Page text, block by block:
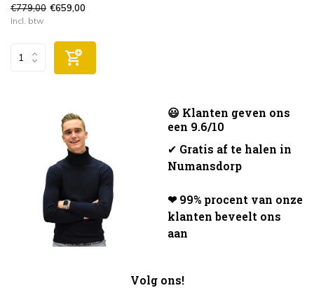
€779,00 €659,00
Incl. btw
😃 Klanten geven ons
een 9.6/10
✔ Gratis af te halen in
Numansdorp
❤ 99% procent van onze
klanten beveelt ons
aan
Volg ons!